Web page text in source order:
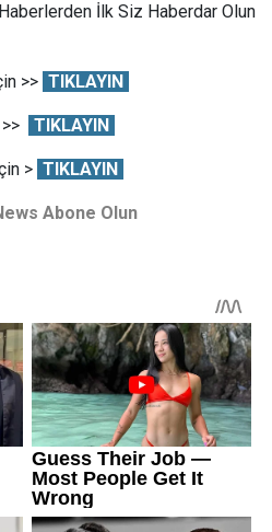
İlk Siz Haberdar Olun
>> TIKLAYIN
TIKLAYIN
> TIKLAYIN
Abone Olun